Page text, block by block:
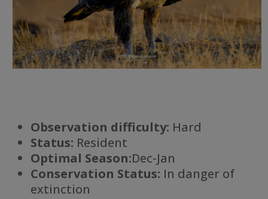
Observation difficulty: Hard
Status: Resident
Optimal Season:Dec-Jan
Conservation Status: In danger of
extinction